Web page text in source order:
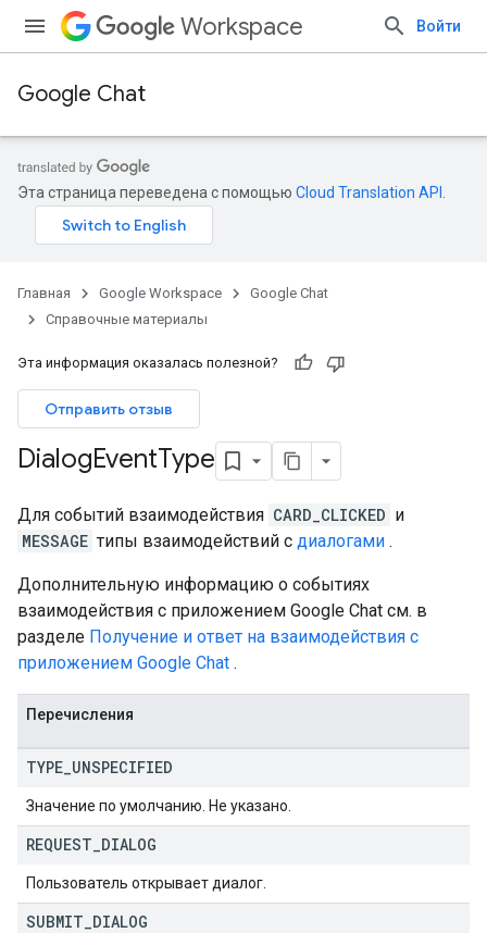
Workspace Войти
Google Chat
Эта страница переведена с помощью Cloud Translation API
Главная Google Workspace
Google Chat
Справочные материалы
Эта информация оказалась полезной?
Отправить отзыв
DialogEventType
Для событий взаимодействия CARD_CLICKED и
MESSAGE типы взаимодействий с диалогами .
Дополнительную информацию о событиях
взаимодействия с приложением Google Chat см. в
разделе Получение и ответ на взаимодействия с
приложением Google Chat .
Перечисления
TYPE UNSPECIFIED
Значение по умолчанию. Не указано.
REQUEST DIALOG
Пользователь открывает диалог.
SUBMIT DIALOG